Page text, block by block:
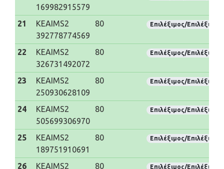
169982915579
21
KEAIMS2
392778774569
80 Επιλέξιμος/Επιλέξιμη
22
KEAIMS2
326731492072
80 Επιλέξιμος/Επιλέξιμη
23
KEAIMS2
250930628109
80 Επιλέξιμος/Επιλέξιμη
24
KEAIMS2
505699306970
80 Επιλέξιμος/Επιλέξιμη
25
KEAIMS2
189751910691
80 Επιλέξιμος/Επιλέξιμη
26
KEAIMS2
80 Επιλέξιμος/Επιλέξιμη